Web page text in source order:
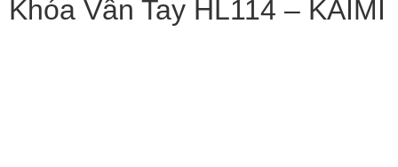
Khóa Vân Tay HL114 – KAIMI